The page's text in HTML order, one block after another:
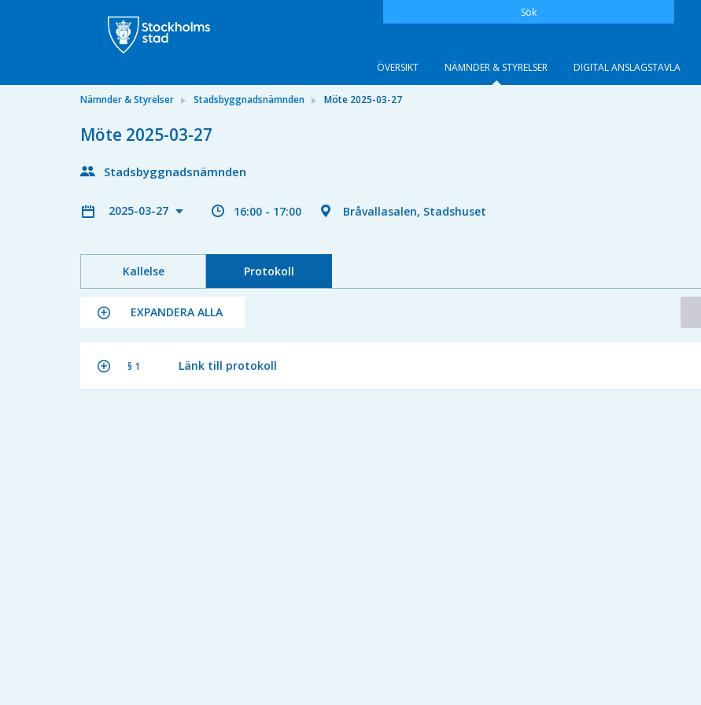
Sök
ÖVERSIKT NÄMNDER & STYRELSER DIGITAL ANSLAGSTAVLA
Nämnder & Styrelser Stadsbyggnadsnämnden Möte 2025-03-27
Möte 2025-03-27
Stadsbyggnadsnämnden
2025-03-27 16:00 - 17:00 Bråvallasalen, Stadshuset
Kallelse Protokoll
EXPANDERA ALLA
§ 1 Länk till protokoll